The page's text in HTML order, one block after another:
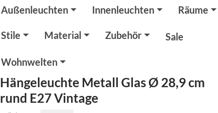
Außenleuchten Innenleuchten Räume
Stile Material Zubehör Sale
Wohnwelten
Hängeleuchte Metall Glas Ø 28,9 cm
rund E27 Vintage